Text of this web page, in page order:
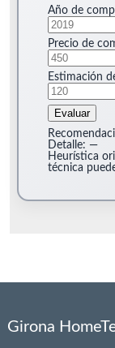
Año de
Precio de
Estimación
Evaluar
Detalle: —
Heurística
técnica
Girona